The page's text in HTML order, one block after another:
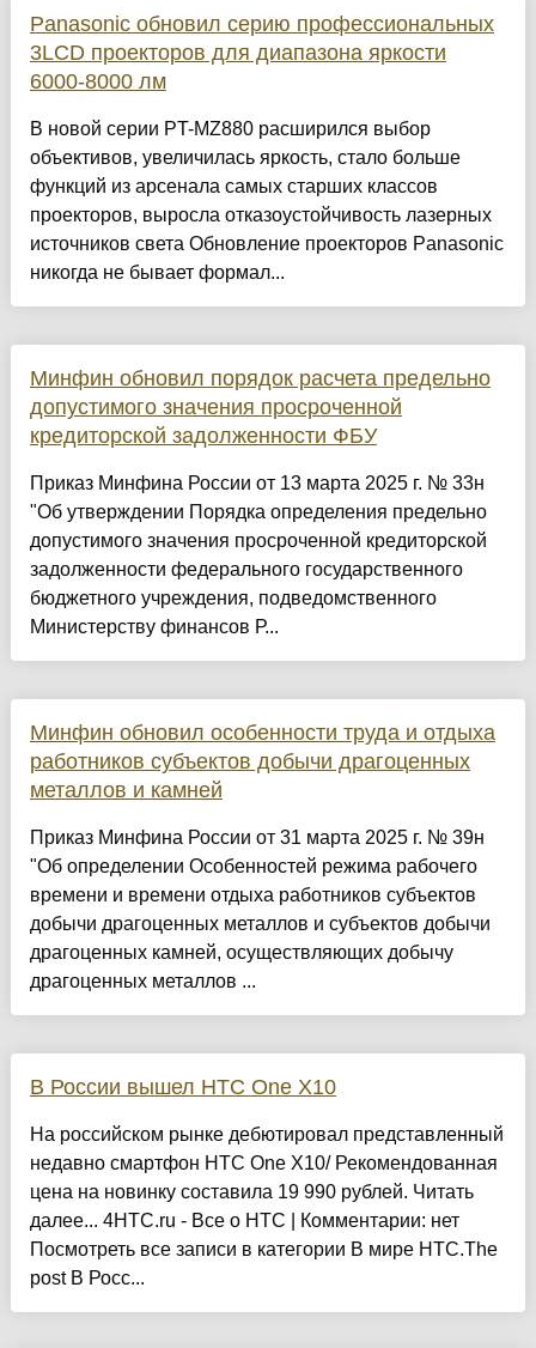
Panasonic обновил серию профессиональных
3LCD проекторов для диапазона яркости
6000-8000 лм
В новой серии PT-MZ880 расширился выбор
объективов, увеличилась яркость, стало больше
функций из арсенала самых старших классов
проекторов, выросла отказоустойчивость лазерных
источников света Обновление проекторов Panasonic
никогда не бывает формал...
Минфин обновил порядок расчета предельно
допустимого значения просроченной
кредиторской задолженности ФБУ
Приказ Минфина России от 13 марта 2025 г. № 33н
"Об утверждении Порядка определения предельно
допустимого значения просроченной кредиторской
задолженности федерального государственного
бюджетного учреждения, подведомственного
Министерству финансов Р...
Минфин обновил особенности труда и отдыха
работников субъектов добычи драгоценных
металлов и камней
Приказ Минфина России от 31 марта 2025 г. № 39н
"Об определении Особенностей режима рабочего
времени и времени отдыха работников субъектов
добычи драгоценных металлов и субъектов добычи
драгоценных камней, осуществляющих добычу
драгоценных металлов ...
В России вышел HTC One X10
На российском рынке дебютировал представленный
недавно смартфон HTC One X10/ Рекомендованная
цена на новинку составила 19 990 рублей. Читать
далее... 4HTC.ru - Все о HTC | Комментарии: нет
Посмотреть все записи в категории В мире HTC.The
post В Росс...